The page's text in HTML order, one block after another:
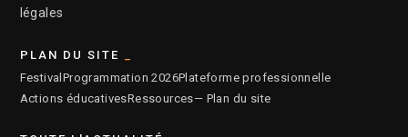
légales
PLAN DU SITE
Festival Programmation 2026Plateforme professionnelle
Actions éducativesRessources— Plan du site